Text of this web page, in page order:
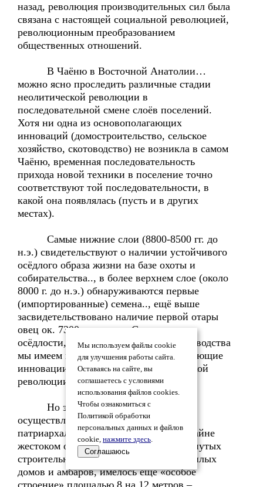
назад, революция производительных сил была
связана с настоящей социальной революцией,
революционным преобразованием
общественных отношений.
В Чаёню в Восточной Анатолии…
можно ясно проследить различные стадии
неолитической революции в
последовательной смене слоёв поселений.
Хотя ни одна из основополагающих
инноваций (домостроительство, сельское
хозяйство, скотоводство) не возникла в самом
Чаёню, временная последовательность
прихода новой техники в поселение точно
соответствуют той последовательности, в
какой она появлялась (пусть и в других
местах).
Самые нижние слои (8800-8500 гг. до
н.э.) свидетельствуют о наличии устойчивого
осёдлого образа жизни на базе охоты и
собирательства.., в более верхнем слое (около
8000 г. до н.э.) обнаруживаются первые
(импортированные) семена.., ещё выше
засвидетельствовано наличие первой отары
овец ок. 7300 г. до н.э… С наличием
осёдлости, сельского хозяйства и скотоводства
мы имеем вместе все три основополагающие
инновации первой стадии неолитической
революции производительных сил...
Но этот технический прогресс
осуществляется в деструктивном,
патриархальном и иерархическом и крайне
жестоком обществе. В одном из упомянутых
строительных слоёв Чаёню, помимо жилых
домов и амбаров, имелось ещё «особое
строение» площадью 8 на 12 метров –
Мы используем файлы cookie
для улучшения работы сайта.
Оставаясь на сайте, вы
соглашаетесь с условиями
использования файлов cookies.
Чтобы ознакомиться с
Политикой обработки
персональных данных и файлов
cookie, нажмите здесь.
Соглашаюсь